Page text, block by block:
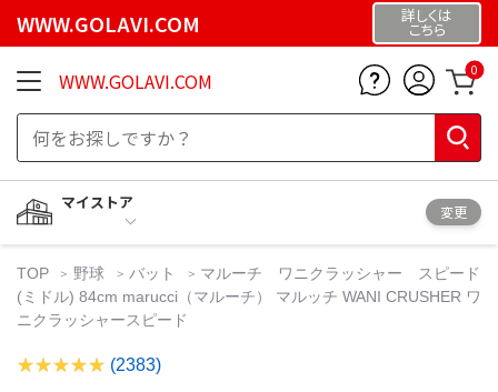
WWW.GOLAVI.COM 詳しくは
こちら
WWW.GOLAVI.COM 0
マイストア
変更
TOP 野球 バット
マルーチ ワニクラッシャー スピード
(ミドル) 84cm marucci（マルーチ） マルッチ WANI CRUSHER ワ
ニクラッシャースピード
(2383)